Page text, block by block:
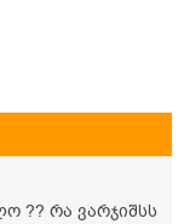
?? რა ვარჯიშსს